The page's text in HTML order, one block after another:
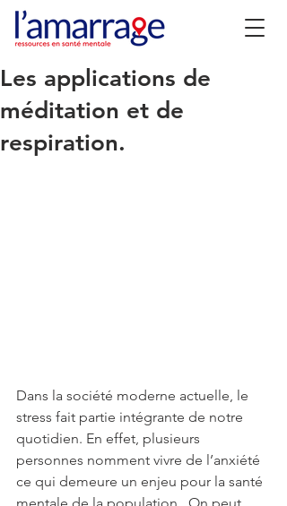
Les applications de
méditation et de
respiration.
Dans la société moderne actuelle, le
stress fait partie intégrante de notre
quotidien. En effet, plusieurs
personnes nomment vivre de l’anxiété
ce qui demeure un enjeu pour la santé